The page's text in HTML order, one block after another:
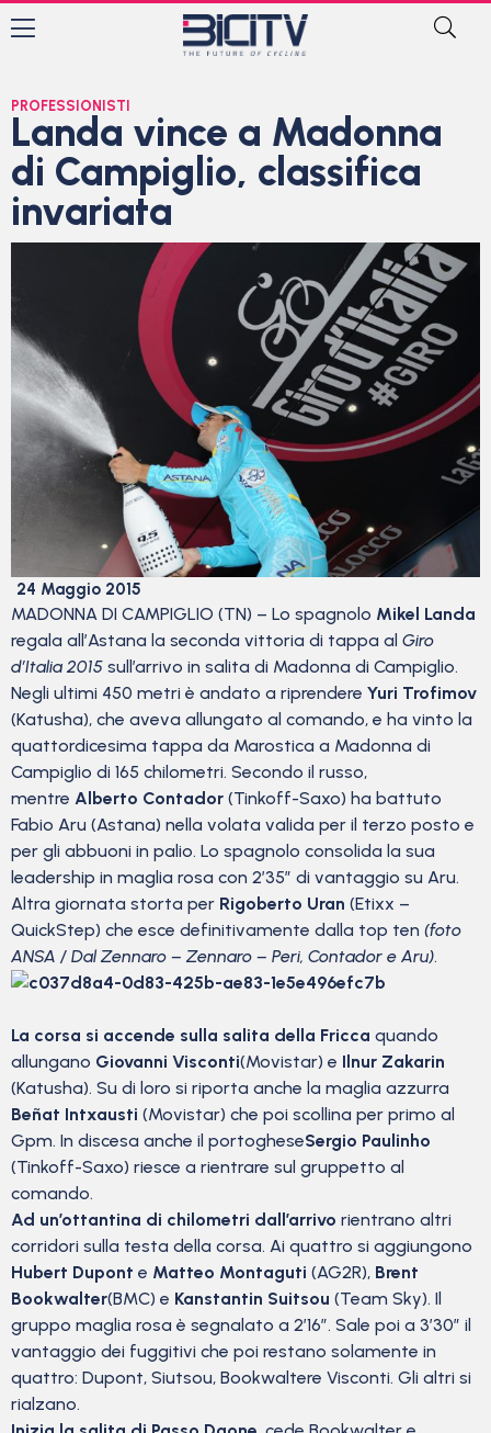
PROFESSIONISTI
Landa vince a Madonna
di Campiglio, classifica
invariata
24 Maggio 2015
MADONNA DI CAMPIGLIO (TN) – Lo spagnolo Mikel Landa
regala all’Astana la seconda vittoria di tappa al Giro
d’Italia 2015 sull’arrivo in salita di Madonna di Campiglio.
Negli ultimi 450 metri è andato a riprendere Yuri Trofimov
(Katusha), che aveva allungato al comando, e ha vinto la
quattordicesima tappa da Marostica a Madonna di
Campiglio di 165 chilometri. Secondo il russo,
mentre Alberto Contador (Tinkoff-Saxo) ha battuto
Fabio Aru (Astana) nella volata valida per il terzo posto e
per gli abbuoni in palio. Lo spagnolo consolida la sua
leadership in maglia rosa con 2’35” di vantaggio su Aru.
Altra giornata storta per Rigoberto Uran (Etixx –
QuickStep) che esce definitivamente dalla top ten (foto
ANSA / Dal Zennaro – Zennaro – Peri, Contador e Aru).
La corsa si accende sulla salita della Fricca quando
allungano Giovanni Visconti(Movistar) e Ilnur Zakarin
(Katusha). Su di loro si riporta anche la maglia azzurra
Beñat Intxausti (Movistar) che poi scollina per primo al
Gpm. In discesa anche il portogheseSergio Paulinho
(Tinkoff-Saxo) riesce a rientrare sul gruppetto al
comando.
Ad un’ottantina di chilometri dall’arrivo rientrano altri
corridori sulla testa della corsa. Ai quattro si aggiungono
Hubert Dupont e Matteo Montaguti (AG2R), Brent
Bookwalter(BMC) e Kanstantin Suitsou (Team Sky). Il
gruppo maglia rosa è segnalato a 2’16”. Sale poi a 3’30” il
vantaggio dei fuggitivi che poi restano solamente in
quattro: Dupont, Siutsou, Bookwaltere Visconti. Gli altri si
rialzano.